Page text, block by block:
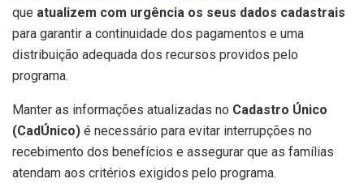
que atualizem com urgência os seus dados cadastrais
para garantir a continuidade dos pagamentos e uma
distribuição adequada dos recursos providos pelo
programa.
Manter as informações atualizadas no Cadastro Único
(CadÚnico) é necessário para evitar interrupções no
recebimento dos benefícios e assegurar que as famílias
atendam aos critérios exigidos pelo programa.